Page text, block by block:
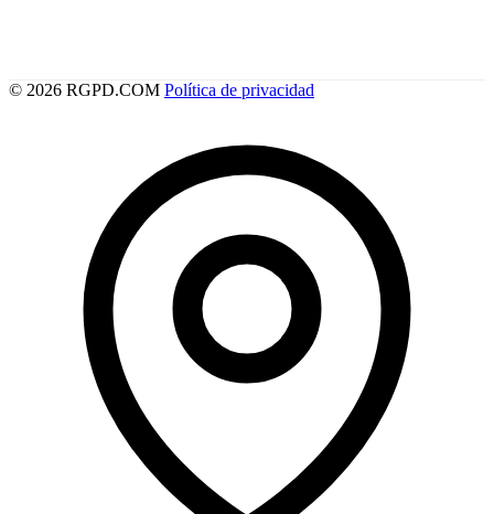
© 2026 RGPD.COM Política de privacidad